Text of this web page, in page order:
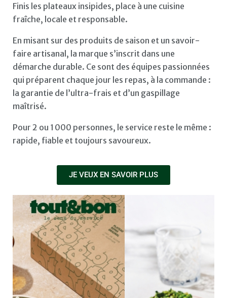
Finis les plateaux insipides, place à une cuisine
fraîche, locale et responsable.
En misant sur des produits de saison et un savoir-
faire artisanal, la marque s’inscrit dans une
démarche durable. Ce sont des équipes passionnées
qui préparent chaque jour les repas, à la commande :
la garantie de l’ultra-frais et d’un gaspillage
maîtrisé.
Pour 2 ou 1 000 personnes, le service reste le même :
rapide, fiable et toujours savoureux.
JE VEUX EN SAVOIR PLUS